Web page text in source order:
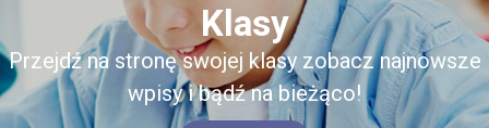
Klasy
Przejdź na stronę swojej klasy zobacz najnowsze
wpisy i bądź na bieżąco!